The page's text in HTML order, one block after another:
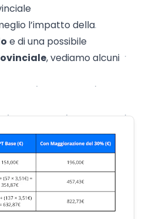
l’impatto della
e di una possibile
, vediamo alcuni